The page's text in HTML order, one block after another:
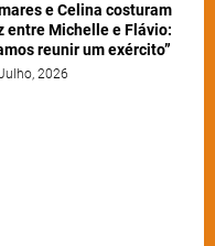
e Celina costuram
entre Michelle e Flávio:
reunir um exército”
2026